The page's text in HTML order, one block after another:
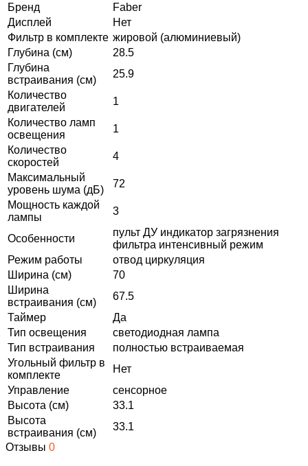
Бренд
Faber
Дисплей
Нет
Фильтр в комплекте жировой (алюминиевый)
Глубина (см)
28.5
Глубина
встраивания (см)
25.9
Количество
двигателей
1
Количество ламп
освещения
1
Количество
скоростей
4
Максимальный
уровень шума (дБ)
72
Мощность каждой
лампы
3
Особенности
пульт ДУ индикатор загрязнения
фильтра интенсивный режим
Режим работы
отвод циркуляция
Ширина (см)
70
Ширина
встраивания (см)
67.5
Таймер
Да
Тип освещения
светодиодная лампа
Тип встраивания
полностью встраиваемая
Угольный фильтр в
комплекте
Нет
Управление
сенсорное
Высота (см)
33.1
Высота
встраивания (см)
33.1
Отзывы 0